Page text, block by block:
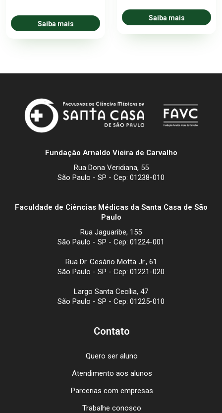
Saiba mais
Saiba mais
Fundação Arnaldo Vieira de Carvalho
Rua Dona Veridiana, 55
São Paulo - SP - Cep: 01238-010
Faculdade de Ciências Médicas da Santa Casa de São
Paulo
Rua Jaguaribe, 155
São Paulo - SP - Cep: 01224-001
Rua Dr. Cesário Motta Jr., 61
São Paulo - SP - Cep: 01221-020
Largo Santa Cecília, 47
São Paulo - SP - Cep: 01225-010
Contato
Quero ser aluno
Atendimento aos alunos
Parcerias com empresas
Trabalhe conosco